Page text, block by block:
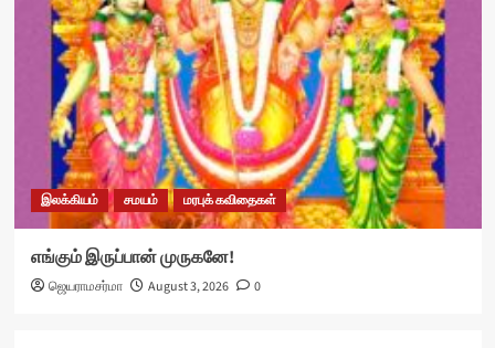
இலக்கியம் சமயம் மரபுக் கவிதைகள்
எங்கும் இருப்பான் முருகனே!
ஜெயராமசர்மா August 3, 2026 0